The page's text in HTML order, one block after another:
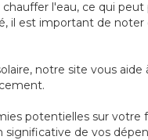
l'eau, ce qui
il est important de
notre site vous
potentielles sur
de vos